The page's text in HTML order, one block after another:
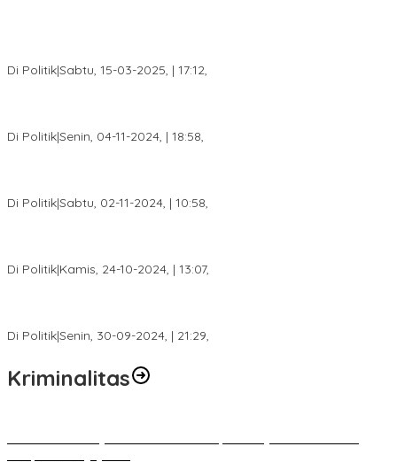
Di Politik|Sabtu, 15-03-2025, | 17:12,
Di Politik|Senin, 04-11-2024, | 18:58,
Di Politik|Sabtu, 02-11-2024, | 10:58,
Di Politik|Kamis, 24-10-2024, | 13:07,
Di Politik|Senin, 30-09-2024, | 21:29,
Kriminalitas